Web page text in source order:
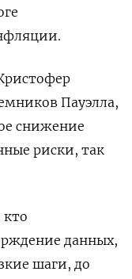
Пауэлла,
снижение
риски, так
кто
данных,
шаги, до